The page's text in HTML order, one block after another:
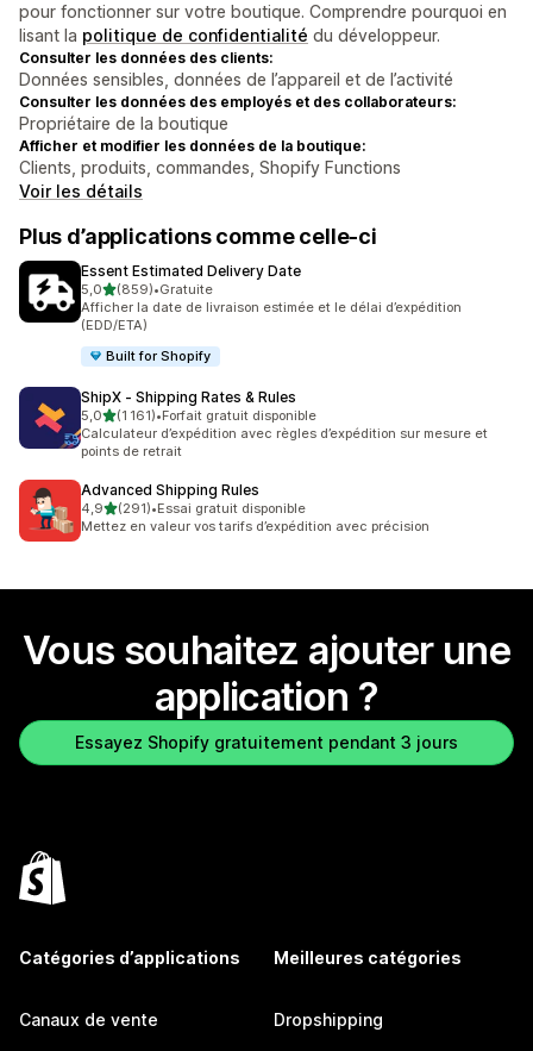
pour fonctionner sur votre boutique. Comprendre pourquoi en
lisant la politique de confidentialité du développeur.
Consulter les données des clients:
Données sensibles, données de l’appareil et de l’activité
Consulter les données des employés et des collaborateurs:
Propriétaire de la boutique
Afficher et modifier les données de la boutique:
Clients, produits, commandes, Shopify Functions
Voir les détails
Plus d’applications comme celle-ci
Essent Estimated Delivery Date
5,0étoile(s) sur 5
(859)
859 avis au total
•Gratuite
Afficher la date de livraison estimée et le délai d’expédition
(EDD/ETA)
Built for Shopify
ShipX ‑ Shipping Rates & Rules
5,0étoile(s) sur 5
(1 161)
1161 avis au total
•Forfait gratuit disponible
Calculateur d’expédition avec règles d’expédition sur mesure et
points de retrait
Advanced Shipping Rules
4,9étoile(s) sur 5
(291)
291 avis au total
•Essai gratuit disponible
Mettez en valeur vos tarifs d’expédition avec précision
Vous souhaitez ajouter une
application ?
Essayez Shopify gratuitement pendant 3 jours
Catégories d’applications
Canaux de vente
Meilleures catégories
Dropshipping